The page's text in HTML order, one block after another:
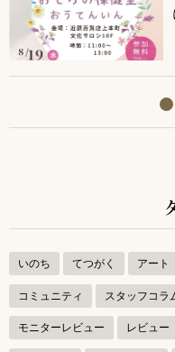
いのち てつがく アート
コミュニティ スタッフコラ
モニターレビュー レビュー